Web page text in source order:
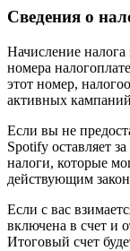
Сведения о
Начисление налога
номера
этот номер,
активных
Если вы не
Spotify оставляет
налоги, которые
действующим
Если с вас
включена в счет и
Итоговый счет